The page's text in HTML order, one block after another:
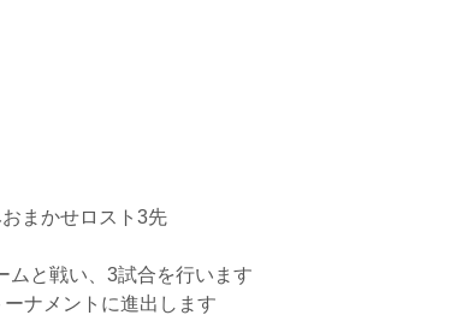
まかせロスト3先
ムと戦い、3試合を行います
ナメントに進出します